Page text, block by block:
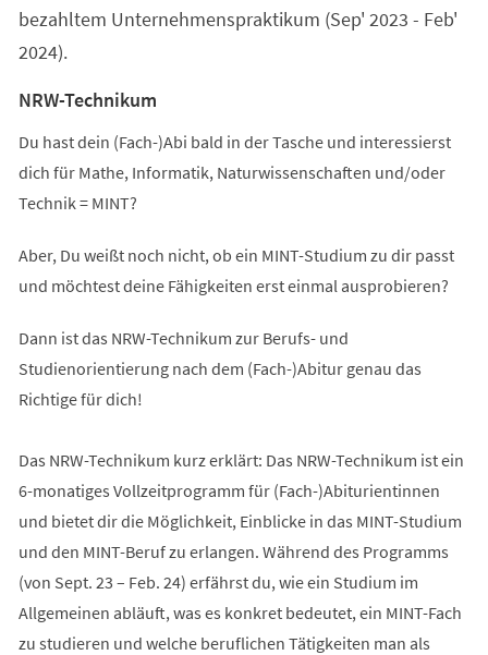
bezahltem Unternehmenspraktikum (Sep' 2023 - Feb'
2024).
NRW-Technikum
Du hast dein (Fach-)Abi bald in der Tasche und interessierst
dich für Mathe, Informatik, Naturwissenschaften und/oder
Technik = MINT?
Aber, Du weißt noch nicht, ob ein MINT-Studium zu dir passt
und möchtest deine Fähigkeiten erst einmal ausprobieren?
Dann ist das NRW-Technikum zur Berufs- und
Studienorientierung nach dem (Fach-)Abitur genau das
Richtige für dich!
Das NRW-Technikum kurz erklärt: Das NRW-Technikum ist ein
6-monatiges Vollzeitprogramm für (Fach-)Abiturientinnen
und bietet dir die Möglichkeit, Einblicke in das MINT-Studium
und den MINT-Beruf zu erlangen. Während des Programms
(von Sept. 23 – Feb. 24) erfährst du, wie ein Studium im
Allgemeinen abläuft, was es konkret bedeutet, ein MINT-Fach
zu studieren und welche beruflichen Tätigkeiten man als